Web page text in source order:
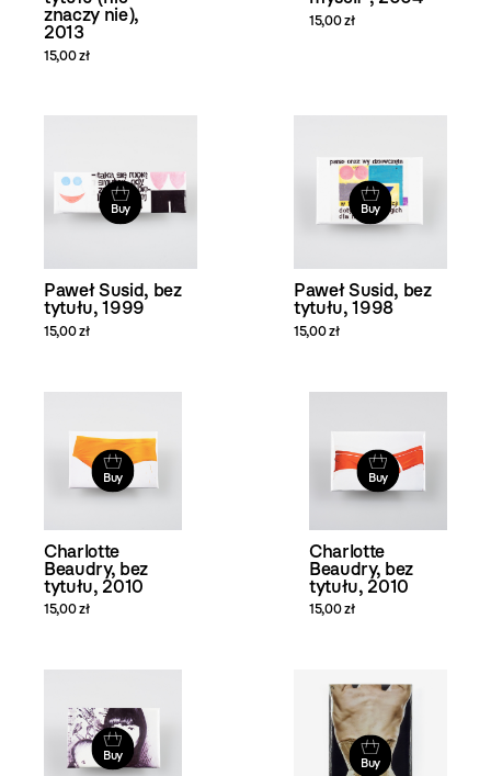
znaczy nie),
2013
15,00 zł
15,00 zł
Buy
Paweł Susid, bez
tytułu, 1999
15,00 zł
Buy
Paweł Susid, bez
tytułu, 1998
15,00 zł
Buy
Charlotte
Beaudry, bez
tytułu, 2010
15,00 zł
Buy
Charlotte
Beaudry, bez
tytułu, 2010
15,00 zł
Buy Buy